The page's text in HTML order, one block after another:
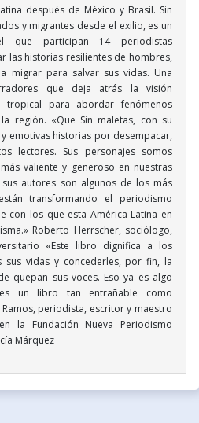
después de México y Brasil. Sin
y migrantes desde el exilio, es un
que participan 14 periodistas
las historias resilientes de hombres,
migrar para salvar sus vidas. Una
que deja atrás la visión
para abordar fenómenos
región. «Que Sin maletas, con su
emotivas historias por desempacar,
lectores. Sus personajes somos
valiente y generoso en nuestras
autores son algunos de los más
transformando el periodismo
con los que esta América Latina en
Roberto Herrscher, sociólogo,
«Este libro dignifica a los
sus vidas y concederles, por fin, la
quepan sus voces. Eso ya es algo
un libro tan entrañable como
periodista, escritor y maestro
la Fundación Nueva Periodismo
Márquez